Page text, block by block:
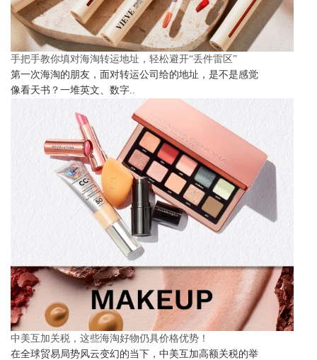
手把手教你填对海淘转运地址，轻松避开“丢件雷区”
第一次海淘的朋友，面对转运公司给的地址，是不是感觉
像看天书？一堆英文、数字..
中美互加关税，这些海淘好物仍具价格优势！
在全球贸易局势风云变幻的当下，中美互加高额关税的举